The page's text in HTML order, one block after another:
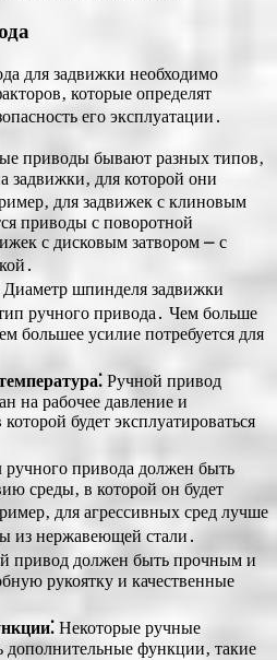
для задвижки необходимо
которые определят
его эксплуатации․
приводы бывают разных типов‚
задвижки‚ для которой они
для задвижек с клиновым
приводы с поворотной
с дисковым затвором ⎼ с
Диаметр шпинделя задвижки
ручного привода․ Чем больше
большее усилие потребуется для
Ручной привод
на рабочее давление и
будет эксплуатироваться
ручного привода должен быть
среды‚ в которой он будет
для агрессивных сред лучше
из нержавеющей стали․
привод должен быть прочным и
рукоятку и качественные
Некоторые ручные
функции‚ такие